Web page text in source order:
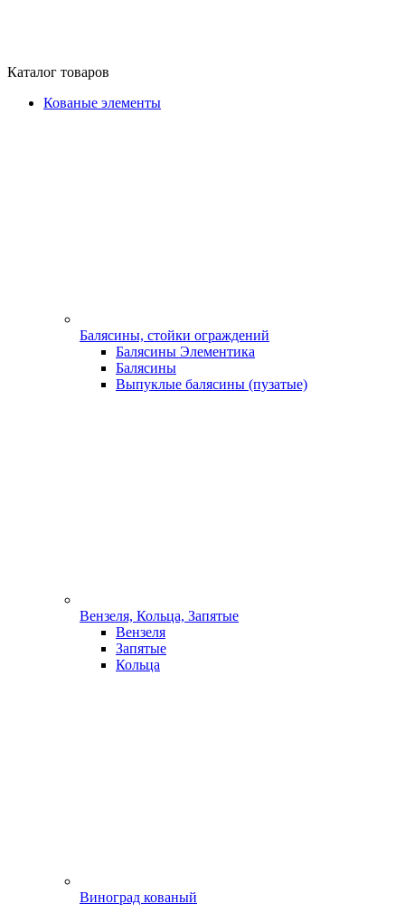
Каталог товаров
Кованые элементы
Балясины, стойки ограждений
Балясины Элементика
Балясины
Выпуклые балясины (пузатые)
Вензеля, Кольца, Запятые
Вензеля
Запятые
Кольца
Виноград кованый